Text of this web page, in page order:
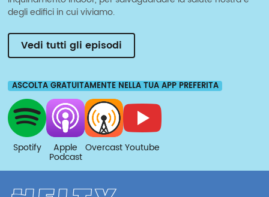
degli edifici in cui viviamo.
Vedi tutti gli episodi
ASCOLTA GRATUITAMENTE NELLA TUA APP PREFERITA
Spotify Apple
Podcast
OvercastYoutube